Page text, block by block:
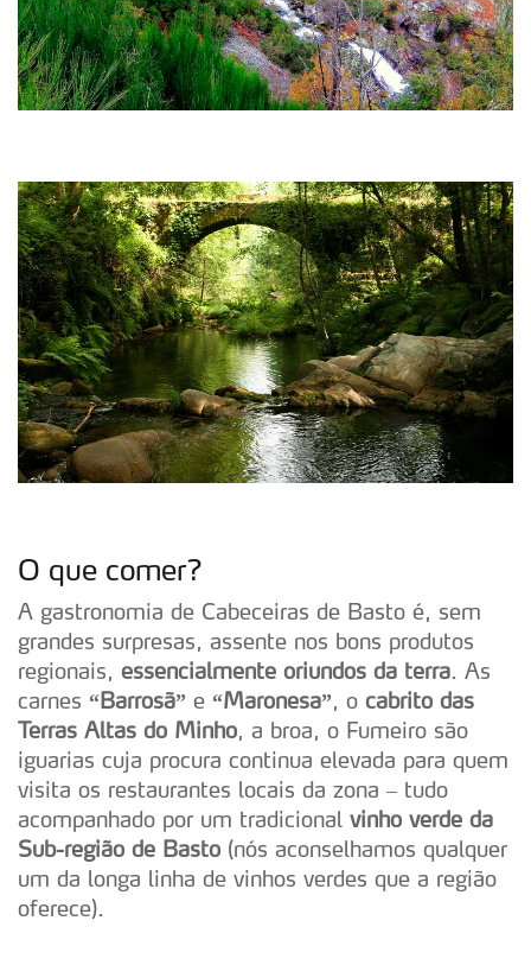
O que comer?
A gastronomia de Cabeceiras de Basto é, sem
grandes surpresas, assente nos bons produtos
regionais, essencialmente oriundos da terra. As
carnes “Barrosã” e “Maronesa”, o cabrito das
Terras Altas do Minho, a broa, o Fumeiro são
iguarias cuja procura continua elevada para quem
visita os restaurantes locais da zona – tudo
acompanhado por um tradicional vinho verde da
Sub-região de Basto (nós aconselhamos qualquer
um da longa linha de vinhos verdes que a região
oferece).